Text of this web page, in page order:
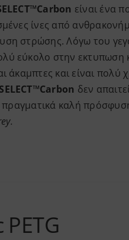
είναι ένα
ίνες από
στρώσης. Λόγω του
εύκολο στην εκτυπωση
άκαμπτες και είναι
δεν
πραγματικά καλή